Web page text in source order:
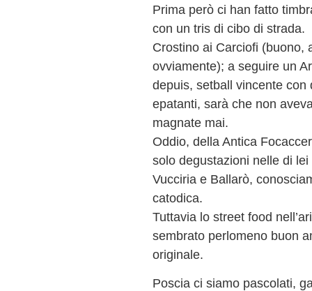
Prima però ci han fatto
con un tris di cibo di strada.
Crostino ai Carciofi (buono,
ovviamente); a seguire un
depuis, setball vincente
epatanti, sarà che non
magnate mai.
Oddio, della Antica
solo degustazioni nelle di
Vucciria e Ballarò,
catodica.
Tuttavia lo street food
sembrato perlomeno buon
originale.
Poscia ci siamo pascolati,